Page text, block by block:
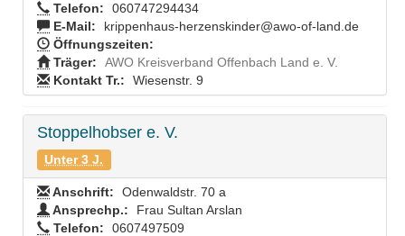
Telefon:
060747294434
E-Mail:
krippenhaus-herzenskinder@awo-of-land.de
Öffnungszeiten:
Träger:
AWO Kreisverband Offenbach Land e. V.
Kontakt Tr.:
Wiesenstr. 9
Stoppelhobser e. V.
Unter 3 J.
Anschrift:
Odenwaldstr. 70 a
Ansprechp.:
Frau Sultan Arslan
Telefon:
0607497509